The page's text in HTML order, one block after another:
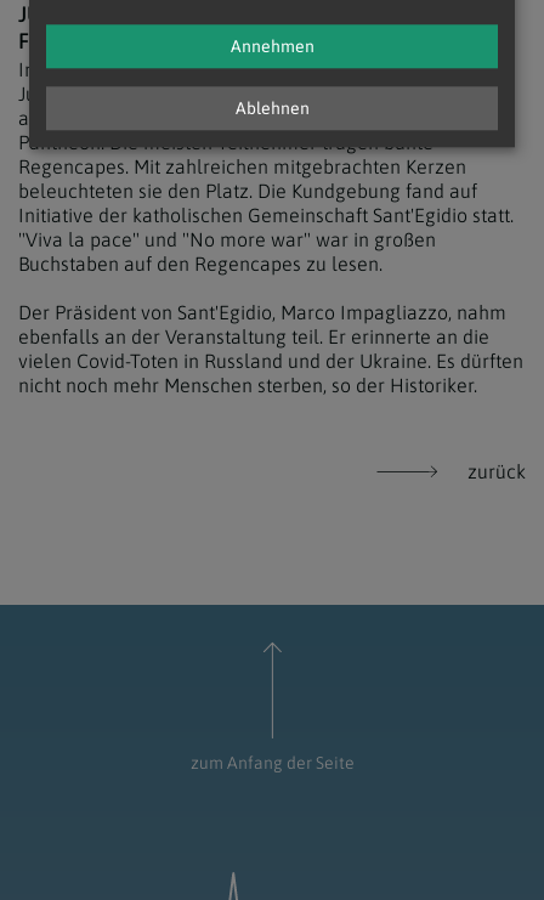
JUGENDLICHE IN ROM DEMONSTRIEREN FÜR
FRIEDEN
In Roms Innenstadt haben Dienstagabend Dutzende
Jugendliche für Frieden in der Ukraine demonstriert. "No
alla guerra! Si alla pace!", skandierten sie vor dem
Pantheon. Die meisten Teilnehmer trugen bunte
Regencapes. Mit zahlreichen mitgebrachten Kerzen
beleuchteten sie den Platz. Die Kundgebung fand auf
Initiative der katholischen Gemeinschaft Sant'Egidio statt.
"Viva la pace" und "No more war" war in großen
Buchstaben auf den Regencapes zu lesen.
Der Präsident von Sant'Egidio, Marco Impagliazzo, nahm
ebenfalls an der Veranstaltung teil. Er erinnerte an die
vielen Covid-Toten in Russland und der Ukraine. Es dürften
nicht noch mehr Menschen sterben, so der Historiker.
zurück
zum Anfang der Seite
Ablehnen
Annehmen